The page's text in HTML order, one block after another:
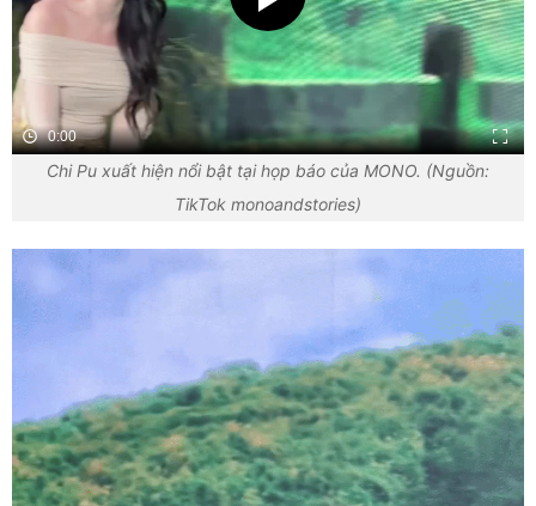
0:00
Chi Pu xuất hiện nổi bật tại họp báo của MONO. (Nguồn:
TikTok monoandstories)